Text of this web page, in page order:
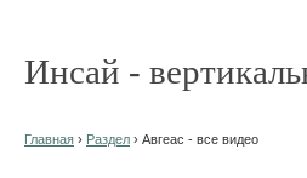
Инсай -
Главная › Раздел › Авгеас - все видео